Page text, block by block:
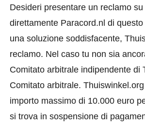
Desideri presentare un reclamo
direttamente Paracord.nl di
una soluzione soddisfacente,
reclamo. Nel caso tu non sia
Comitato arbitrale indipendente di
Comitato arbitrale.
importo massimo di 10.000 euro
si trova in sospensione di